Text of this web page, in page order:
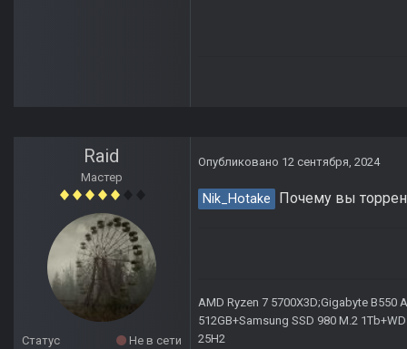
Raid
Мастер
Статус
Не в сети
Опубликовано 12 сентября, 2024
Nik_Hotake Почему вы
AMD Ryzen 7 5700X3D;Gigabyte B550
512GB+Samsung SSD 980 M.2
25H2